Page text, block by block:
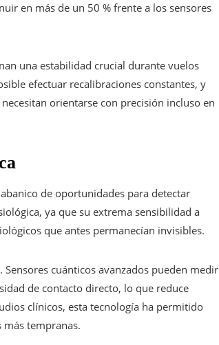
en más de un 50 % frente a los sensores
una estabilidad crucial durante vuelos
efectuar recalibraciones constantes, y
orientarse con precisión incluso en
de oportunidades para detectar
ya que su extrema sensibilidad a
que antes permanecían invisibles.
cuánticos avanzados pueden medir
de contacto directo, lo que reduce
clínicos, esta tecnología ha permitido
tempranas.